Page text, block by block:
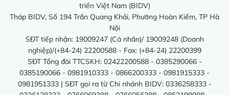
triển Việt Nam (BIDV)
Tháp BIDV, Số 194 Trần Quang Khải, Phường Hoàn Kiếm, TP Hà
Nội
SĐT tiếp nhận: 19009247 (Cá nhân)/ 19009248 (Doanh
nghiệp)/(+84-24) 22200588 - Fax: (+84-24) 22200399
SĐT Tổng đài TTCSKH: 02422200588 - 0385290066 -
0385190066 - 0981910333 - 0866200333 - 0981915333 -
0981951333 | SĐT gọi ra từ Chi nhánh BIDV: 0336258333 -